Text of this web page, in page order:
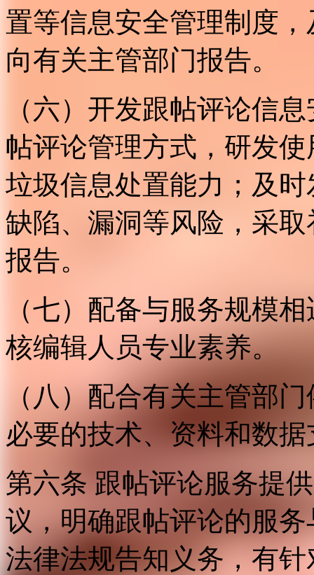
置等信息安全管理制度
向有关主管部门报告。
（六）开发跟帖评论信
帖评论管理方式，研发
垃圾信息处置能力；及
缺陷、漏洞等风险，采
报告。
（七）配备与服务规模
核编辑人员专业素养。
（八）配合有关主管部
必要的技术、资料和数
第六条 跟帖评论服务提
议，明确跟帖评论的服
法律法规告知义务，有